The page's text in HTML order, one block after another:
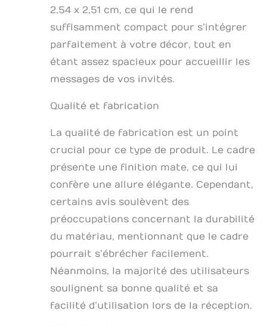
instantanément
maison Le chevalet
pratique et la
fixation murale à
l'arrière offrent deux
façons de profiter de
Dimensions du
38,1 x 1,3 cm (l x H x P)
// insert photo 12,1 x
12,1 cm (l x H)
2,54 x 2,51 cm, ce qui le rend
suffisamment compact pour s’intégrer
parfaitement à votre décor, tout en
étant assez spacieux pour accueillir les
messages de vos invités.
Qualité et fabrication
La qualité de fabrication est un point
crucial pour ce type de produit. Le cadre
présente une finition mate, ce qui lui
confère une allure élégante. Cependant,
certains avis soulèvent des
préoccupations concernant la durabilité
du matériau, mentionnant que le cadre
pourrait s’ébrécher facilement.
Néanmoins, la majorité des utilisateurs
soulignent sa bonne qualité et sa
facilité d’utilisation lors de la réception.